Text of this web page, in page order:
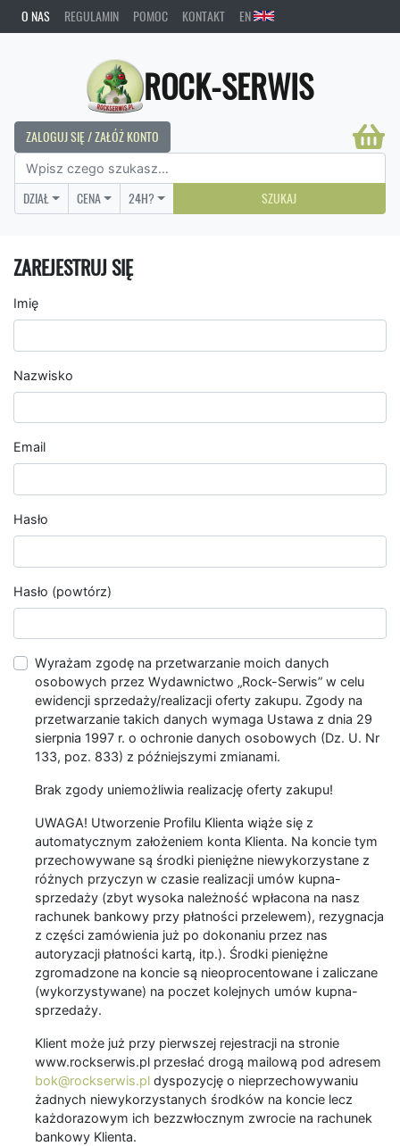
O NAS REGULAMIN POMOC KONTAKT EN
ROCK-SERWIS
ZALOGUJ SIĘ / ZAŁÓŻ KONTO
DZIAŁ CENA 24H? SZUKAJ
ZAREJESTRUJ SIĘ
Imię
Nazwisko
Email
Hasło
Hasło (powtórz)
Wyrażam zgodę na przetwarzanie moich danych
osobowych przez Wydawnictwo „Rock-Serwis” w celu
ewidencji sprzedaży/realizacji oferty zakupu. Zgody na
przetwarzanie takich danych wymaga Ustawa z dnia 29
sierpnia 1997 r. o ochronie danych osobowych (Dz. U. Nr
133, poz. 833) z późniejszymi zmianami.
Brak zgody uniemożliwia realizację oferty zakupu!
UWAGA! Utworzenie Profilu Klienta wiąże się z
automatycznym założeniem konta Klienta. Na koncie tym
przechowywane są środki pieniężne niewykorzystane z
różnych przyczyn w czasie realizacji umów kupna-
sprzedaży (zbyt wysoka należność wpłacona na nasz
rachunek bankowy przy płatności przelewem), rezygnacja
z części zamówienia już po dokonaniu przez nas
autoryzacji płatności kartą, itp.). Środki pieniężne
zgromadzone na koncie są nieoprocentowane i zaliczane
(wykorzystywane) na poczet kolejnych umów kupna-
sprzedaży.
Klient może już przy pierwszej rejestracji na stronie
www.rockserwis.pl przesłać drogą mailową pod adresem
bok@rockserwis.pl dyspozycję o nieprzechowywaniu
żadnych niewykorzystanych środków na koncie lecz
każdorazowym ich bezzwłocznym zwrocie na rachunek
bankowy Klienta.